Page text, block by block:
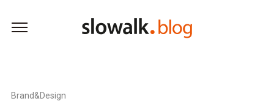
Brand&Design